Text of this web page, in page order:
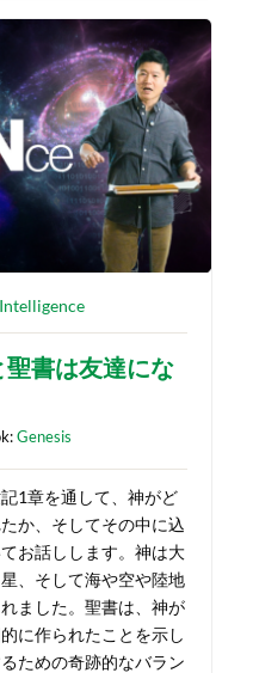
Intelligence
書は友達にな
Genesis
1章を通して、神がど
か、そしてその中に込
お話しします。神は大
、そして海や空や陸地
ました。聖書は、神が
に作られたことを示し
ための奇跡的なバラン